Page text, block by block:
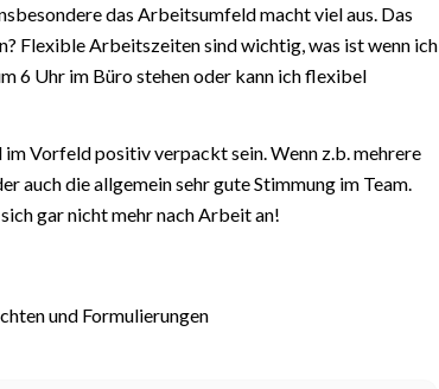
das Arbeitsumfeld macht viel aus. Das
Flexible Arbeitszeiten sind wichtig, was ist wenn ich
6 Uhr im Büro stehen oder kann ich flexibel
Vorfeld positiv verpackt sein. Wenn z.b. mehrere
die allgemein sehr gute Stimmung im Team.
gar nicht mehr nach Arbeit an!
und Formulierungen